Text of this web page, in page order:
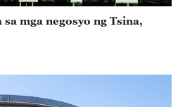
mga negosyo ng Tsina,